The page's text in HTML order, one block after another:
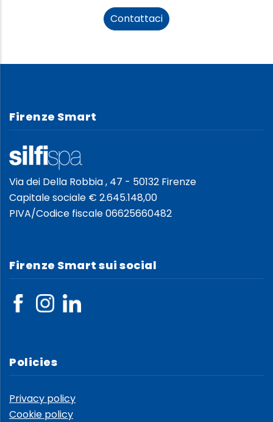
Contattaci
Firenze Smart
Via dei Della Robbia , 47 - 50132 Firenze
Capitale sociale € 2.645.148,00
PIVA/Codice fiscale 06625660482
Firenze Smart sui social
Policies
Privacy policy
Cookie policy